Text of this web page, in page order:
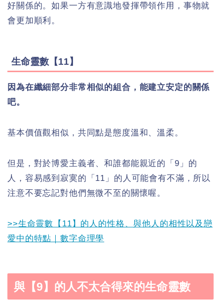
好關係的。如果一方有意識地發揮帶領作用，事物就
會更加順利。
生命靈數【11】
因為在纖細部分非常相似的組合，能建立安定的關係
吧。
基本價值觀相似，共同點是態度溫和、溫柔。
但是，對於博愛主義者、和誰都能親近的「9」的
人，容易感到寂寞的「11」的人可能會有不滿，所以
注意不要忘記對他們無微不至的關懷喔。
>>生命靈數【11】的人的性格、與他人的相性以及戀
愛中的特點｜數字命理學
與【9】的人不太合得來的生命靈數